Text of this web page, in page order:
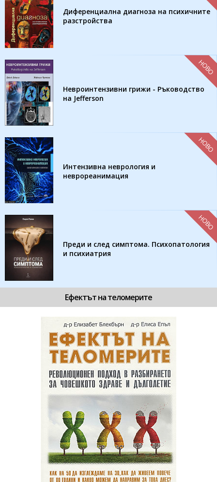
Диференциална диагноза на психичните
разстройства
Невроинтензивни грижи - Ръководство
на Jefferson
НОВО
Интензивна неврология и
неврореанимация
НОВО
Преди и след симптома. Психопатология
и психиатрия
НОВО
Ефектът на теломерите